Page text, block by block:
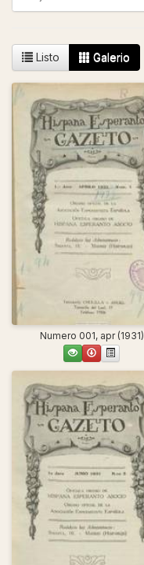
Listo Galerio
Numero 001, apr (1931)